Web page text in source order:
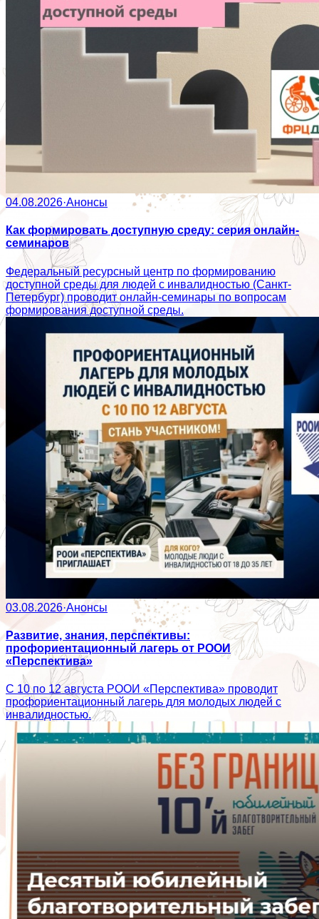
04.08.2026·Анонсы
Как формировать доступную среду: серия онлайн-
семинаров
Федеральный ресурсный центр по формированию
доступной среды для людей с инвалидностью (Санкт-
Петербург) проводит онлайн-семинары по вопросам
формирования доступной среды.
03.08.2026·Анонсы
Развитие, знания, перспективы:
профориентационный лагерь от РООИ
«Перспектива»
С 10 по 12 августа РООИ «Перспектива» проводит
профориентационный лагерь для молодых людей с
инвалидностью.